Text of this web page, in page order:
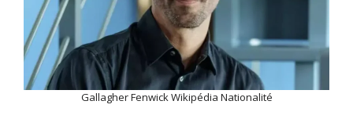
Gallagher Fenwick Wikipédia Nationalité